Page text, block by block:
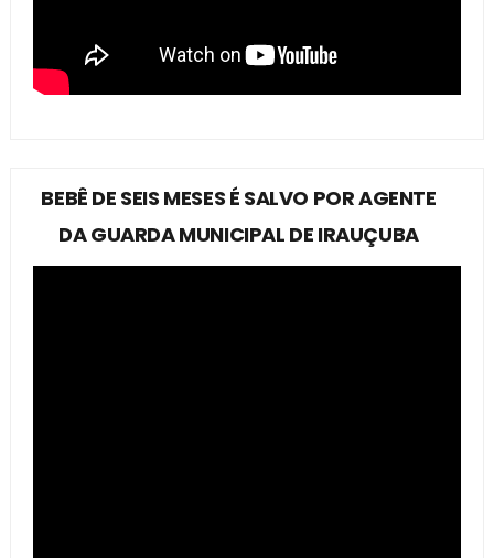
BEBÊ DE SEIS MESES É SALVO POR AGENTE
DA GUARDA MUNICIPAL DE IRAUÇUBA